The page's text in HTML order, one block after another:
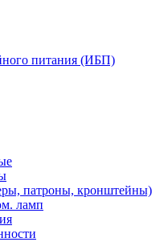
питания (ИБП)
патроны, кронштейны)
ламп